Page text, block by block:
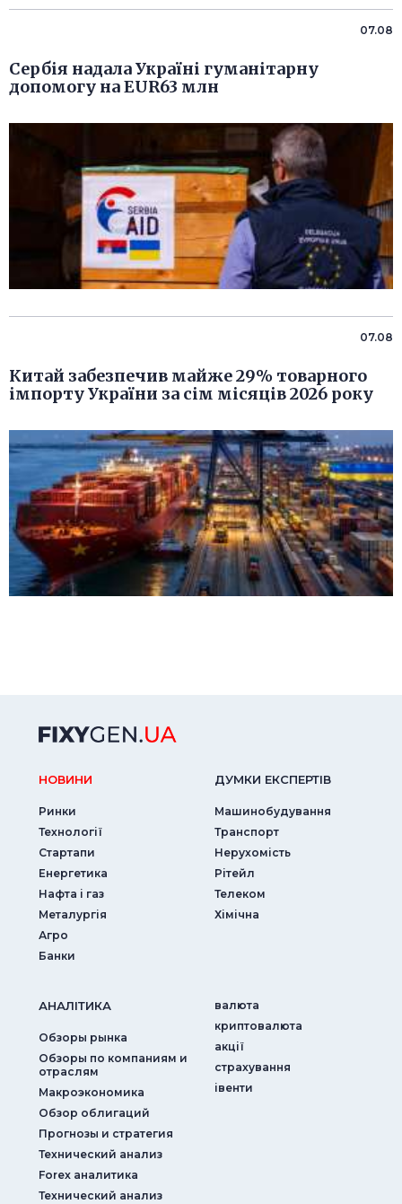
07.08
Сербія надала Україні гуманітарну
допомогу на EUR63 млн
07.08
Китай забезпечив майже 29% товарного
імпорту України за сім місяців 2026 року
НОВИНИ
Ринки
Технології
Стартапи
Енергетика
Нафта і газ
Металургія
Агро
Банки
ДУМКИ ЕКСПЕРТIВ
Машинобудування
Транспорт
Нерухомість
Рітейл
Телеком
Хімічна
АНАЛIТИКА
Обзоры рынка
Обзоры по компаниям и
отраслям
Макроэкономика
Обзор облигаций
Прогнозы и стратегия
Технический анализ
Forex аналитика
Технический анализ
валюта
криптовалюта
акції
страхування
iвенти